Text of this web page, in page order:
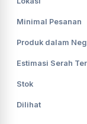
Minimal Pesanan
Produk dalam
Estimasi Serah
Stok
Dilihat